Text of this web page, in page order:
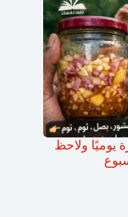
يوميًا ولاحظ